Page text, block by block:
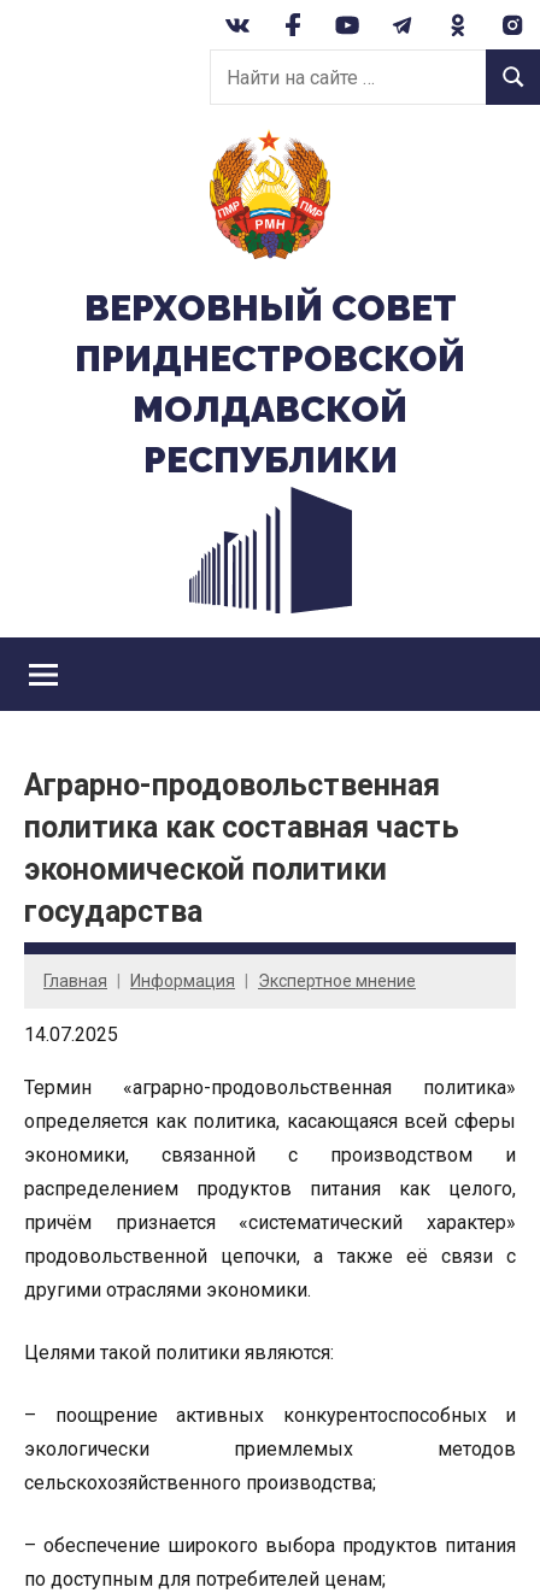
Найти
на
сайте:
ВЕРХОВНЫЙ CОВЕТ
ПРИДНЕСТРОВСКОЙ
МОЛДАВСКОЙ
РЕСПУБЛИКИ
Аграрно-продовольственная
политика как составная часть
экономической политики
государства
Главная Информация Экспертное мнение
14.07.2025
Термин «аграрно-продовольственная политика»
определяется как политика, касающаяся всей сферы
экономики, связанной с производством и
распределением продуктов питания как целого,
причём признается «систематический характер»
продовольственной цепочки, а также её связи с
другими отраслями экономики.
Целями такой политики являются:
– поощрение активных конкурентоспособных и
экологически приемлемых методов
сельскохозяйственного производства;
– обеспечение широкого выбора продуктов питания
по доступным для потребителей ценам;